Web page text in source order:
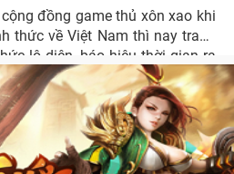
đồng game thủ xôn xao khi
thức về Việt Nam thì nay trang
lộ diện, báo hiệu thời gian ra
ảnh các nhân vật để người chơi
Thần được hiện rõ đẹp mắt và